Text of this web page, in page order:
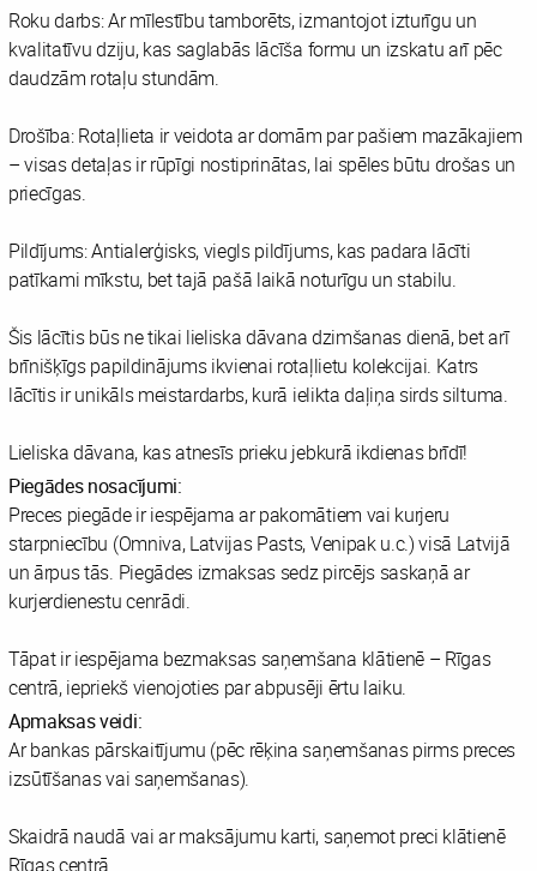
Roku darbs: Ar mīlestību tamborēts, izmantojot izturīgu un
kvalitatīvu dziju, kas saglabās lācīša formu un izskatu arī pēc
daudzām rotaļu stundām.
Drošība: Rotaļlieta ir veidota ar domām par pašiem mazākajiem
– visas detaļas ir rūpīgi nostiprinātas, lai spēles būtu drošas un
priecīgas.
Pildījums: Antialerģisks, viegls pildījums, kas padara lācīti
patīkami mīkstu, bet tajā pašā laikā noturīgu un stabilu.
Šis lācītis būs ne tikai lieliska dāvana dzimšanas dienā, bet arī
brīnišķīgs papildinājums ikvienai rotaļlietu kolekcijai. Katrs
lācītis ir unikāls meistardarbs, kurā ielikta daļiņa sirds siltuma.
Lieliska dāvana, kas atnesīs prieku jebkurā ikdienas brīdī!
Piegādes nosacījumi:
Preces piegāde ir iespējama ar pakomātiem vai kurjeru
starpniecību (Omniva, Latvijas Pasts, Venipak u.c.) visā Latvijā
un ārpus tās. Piegādes izmaksas sedz pircējs saskaņā ar
kurjerdienestu cenrādi.
Tāpat ir iespējama bezmaksas saņemšana klātienē – Rīgas
centrā, iepriekš vienojoties par abpusēji ērtu laiku.
Apmaksas veidi:
Ar bankas pārskaitījumu (pēc rēķina saņemšanas pirms preces
izsūtīšanas vai saņemšanas).
Skaidrā naudā vai ar maksājumu karti, saņemot preci klātienē
Rīgas centrā.